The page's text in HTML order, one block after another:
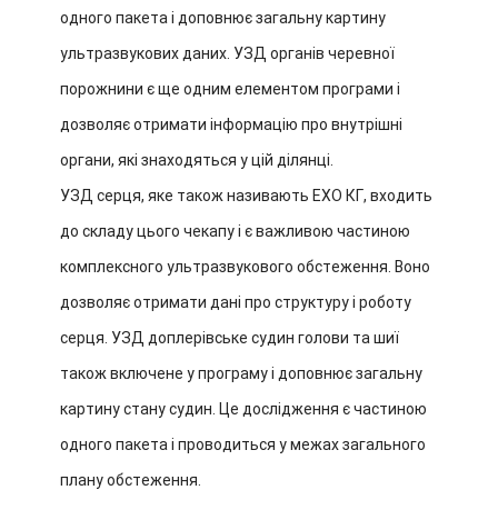
одного пакета і доповнює загальну картину
ультразвукових даних. УЗД органів черевної
порожнини є ще одним елементом програми і
дозволяє отримати інформацію про внутрішні
органи, які знаходяться у цій ділянці.
УЗД серця, яке також називають ЕХО КГ, входить
до складу цього чекапу і є важливою частиною
комплексного ультразвукового обстеження. Воно
дозволяє отримати дані про структуру і роботу
серця. УЗД доплерівське судин голови та шиї
також включене у програму і доповнює загальну
картину стану судин. Це дослідження є частиною
одного пакета і проводиться у межах загального
плану обстеження.